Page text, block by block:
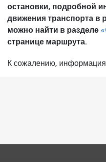
остановки, подробной
движения транспорта в
можно найти в разделе
странице маршрута.
К сожалению, информация